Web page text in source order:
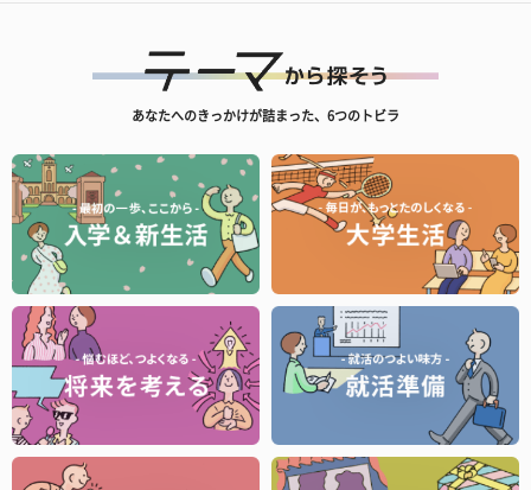
あなたへのきっかけが詰まった、6つのトビラ